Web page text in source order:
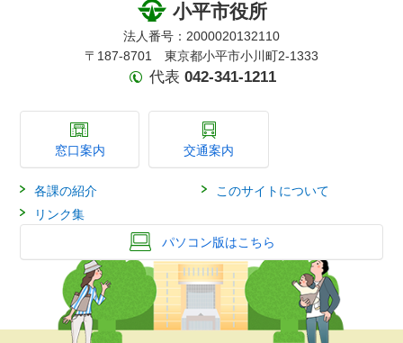
小平市役所
法人番号：2000020132110
〒187-8701 東京都小平市小川町2-1333
代表 042-341-1211
窓口案内 交通案内
各課の紹介
このサイトについて
リンク集
パソコン版はこちら